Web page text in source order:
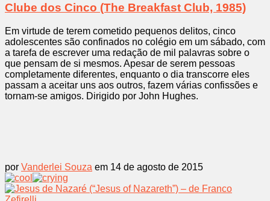
Clube dos Cinco (The Breakfast Club, 1985)
Em virtude de terem cometido pequenos delitos, cinco
adolescentes são confinados no colégio em um sábado, com
a tarefa de escrever uma redação de mil palavras sobre o
que pensam de si mesmos. Apesar de serem pessoas
completamente diferentes, enquanto o dia transcorre eles
passam a aceitar uns aos outros, fazem várias confissões e
tornam-se amigos. Dirigido por John Hughes.
por Vanderlei Souza em 14 de agosto de 2015